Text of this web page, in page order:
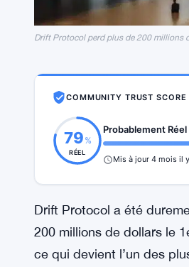
Drift Protocol perd plus de 200 millions
COMMUNITY TRUST SCORE
79 %
RÉEL
Probablement Réel
Mis à jour 4 mois il
Drift Protocol a été
200 millions de dollars le
ce qui devient l’un des